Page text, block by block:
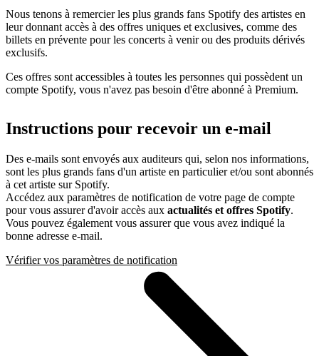
Nous tenons à remercier les plus grands fans Spotify des artistes en
leur donnant accès à des offres uniques et exclusives, comme des
billets en prévente pour les concerts à venir ou des produits dérivés
exclusifs.
Ces offres sont accessibles à toutes les personnes qui possèdent un
compte Spotify, vous n'avez pas besoin d'être abonné à Premium.
Instructions pour recevoir un e-mail
Des e-mails sont envoyés aux auditeurs qui, selon nos informations,
sont les plus grands fans d'un artiste en particulier et/ou sont abonnés
à cet artiste sur Spotify.
Accédez aux paramètres de notification de votre page de compte
pour vous assurer d'avoir accès aux actualités et offres Spotify.
Vous pouvez également vous assurer que vous avez indiqué la
bonne adresse e-mail.
Vérifier vos paramètres de notification